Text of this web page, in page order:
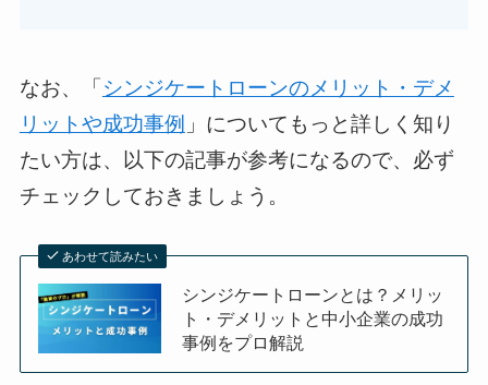
なお、「 シンジケートローンのメリット・デメ
リットや成功事例 」についてもっと詳しく知り
たい方は、以下の記事が参考になるので、必ず
チェックしておきましょう。
あわせて読みたい
シンジケートローンとは？メリッ
ト・デメリットと中小企業の成功
事例をプロ解説